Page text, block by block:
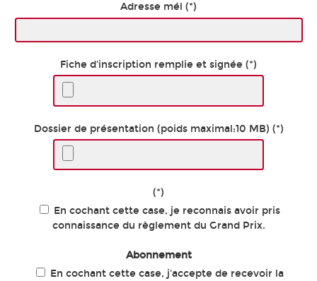
Adresse mél (*)
Fiche d'inscription remplie et signée (*)
Dossier de présentation (poids maximal:10 MB) (*)
(*)
En cochant cette case, je reconnais avoir pris
connaissance du règlement du Grand Prix.
Abonnement
En cochant cette case, j'accepte de recevoir la